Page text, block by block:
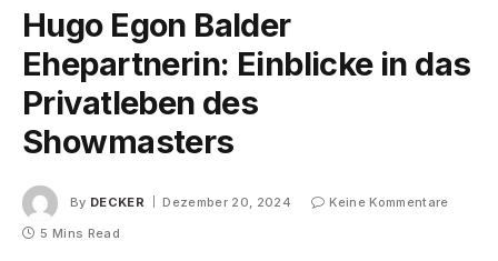
Hugo Egon Balder
Ehepartnerin: Einblicke in das
Privatleben des
Showmasters
By DECKER Dezember 20, 2024
Keine Kommentare
5 Mins Read